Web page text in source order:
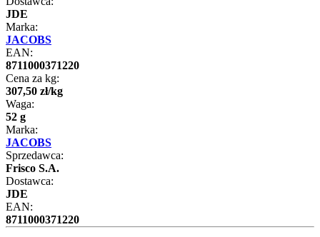
JDE
Marka:
JACOBS
EAN:
8711000371220
Cena za kg:
307,50 zł/kg
Waga:
52 g
Marka:
JACOBS
Sprzedawca:
Frisco S.A.
Dostawca:
JDE
EAN:
8711000371220